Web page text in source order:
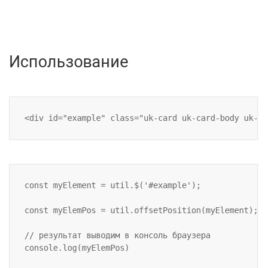
Использование
const myElement = util.$('#example');
const myElemPos = util.offsetPosition(myElement);
// результат выводим в консоль браузера